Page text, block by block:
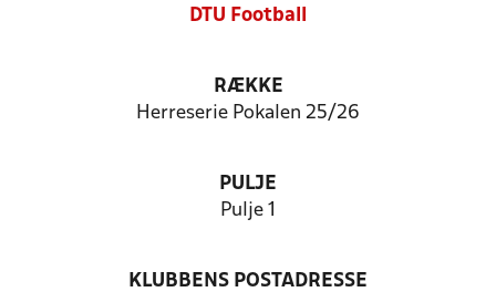
DTU Football
RÆKKE
Herreserie Pokalen 25/26
PULJE
Pulje 1
KLUBBENS POSTADRESSE